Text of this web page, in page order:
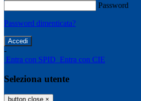
Password
Password dimenticata?
-
Entra con SPID Entra con CIE
Seleziona utente
button close ×